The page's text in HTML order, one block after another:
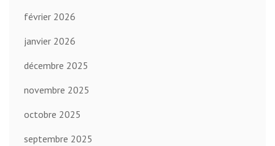
février 2026
janvier 2026
décembre 2025
novembre 2025
octobre 2025
septembre 2025